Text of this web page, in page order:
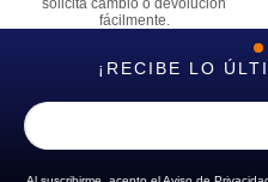
fácilmente.
¡RECIBE LO